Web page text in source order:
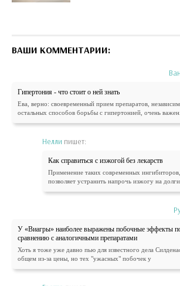
ВАШИ КОММЕНТАРИИ:
Гипертония - что стоит о ней знать
Ева, верно: своевременный прием препаратов,
остальных способов борьбы с гипертонией, очень
Нелли пишет:
Как справиться с изжогой без лекарств
Применение таких современных ингибиторов,
позволяет устранить напрочь изжогу на
У «Виагры» наиболее выражены побочные эффекты
сравнению с аналогичными препаратами
Хоть я тоже уже давно пью для известного дела
общем из-за цены, но тех "ужасных" побочек у